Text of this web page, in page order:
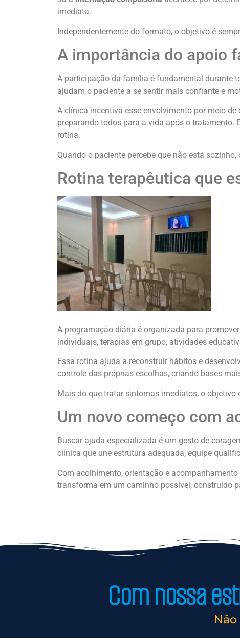
imediata.
Independentemente do formato, o objetivo é
A importância do apoio
A participação da família é fundamental durante
ajudam o paciente a se sentir mais confiante e
A clínica incentiva esse envolvimento por meio
preparando todos para a vida após o tratamento.
rotina.
Quando o paciente percebe que não está
Rotina terapêutica que
A programação diária é organizada para
individuais, terapias em grupo, atividades
Essa rotina ajuda a reconstruir hábitos e
controle das próprias escolhas, criando bases
Mais do que tratar sintomas imediatos, o
Um novo começo com
Buscar ajuda especializada é um gesto de
clínica que une estrutura adequada, equipe
Com acolhimento, orientação e
transforma em um caminho possível, construído
Com nossa